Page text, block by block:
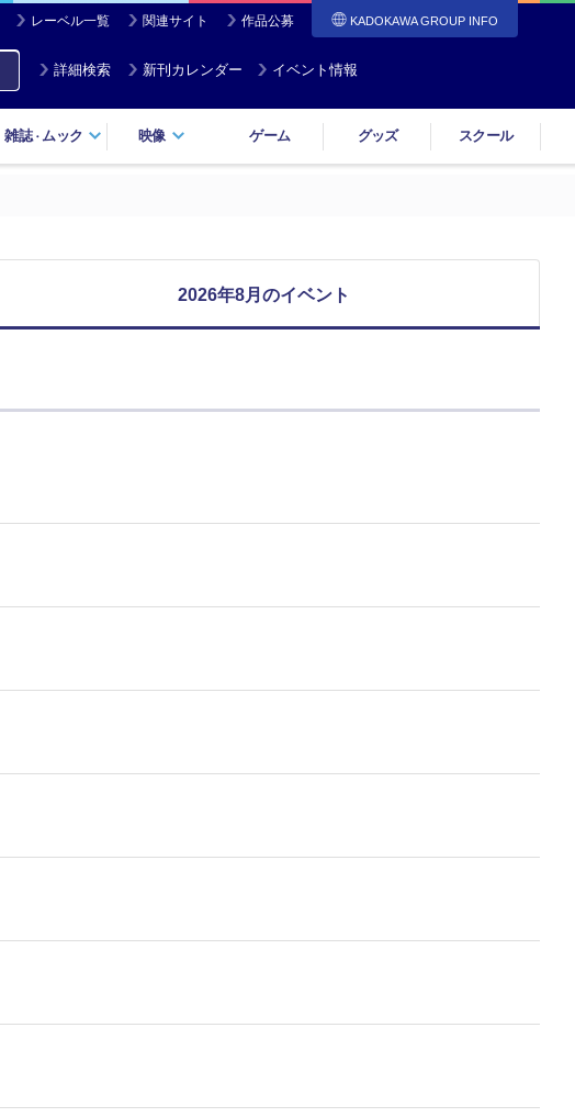
レーベル一覧 関連サイト 作品公募 KADOKAWA GROUP INFO
詳細検索 新刊カレンダー イベント情報
雑誌・ ムック 映像 ゲーム グッズ スクール
2026年8月のイベント